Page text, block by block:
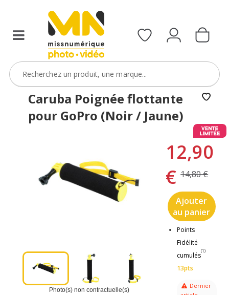
Caruba Poignée flottante
pour GoPro (Noir / Jaune)
Photo(s) non contractuelle(s)
12,90
€ 14,80 €
Ajouter
au panier
Points
Fidélité
cumulés
(1)
13pts
Dernier